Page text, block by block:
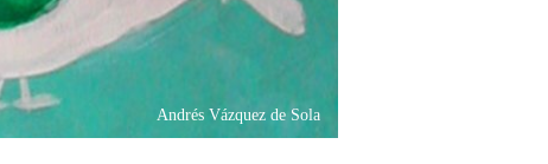
Andrés Vázquez de Sola